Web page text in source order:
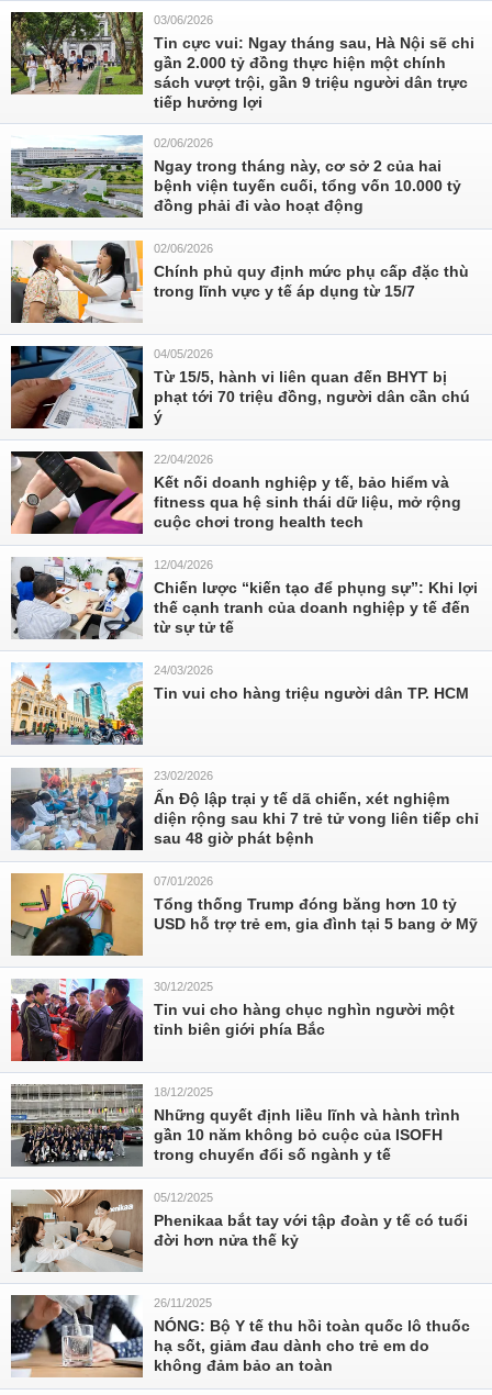
03/06/2026
Tin cực vui: Ngay tháng sau, Hà Nội sẽ chi
gần 2.000 tỷ đồng thực hiện một chính
sách vượt trội, gần 9 triệu người dân trực
tiếp hưởng lợi
02/06/2026
Ngay trong tháng này, cơ sở 2 của hai
bệnh viện tuyến cuối, tổng vốn 10.000 tỷ
đồng phải đi vào hoạt động
02/06/2026
Chính phủ quy định mức phụ cấp đặc thù
trong lĩnh vực y tế áp dụng từ 15/7
04/05/2026
Từ 15/5, hành vi liên quan đến BHYT bị
phạt tới 70 triệu đồng, người dân cần chú
ý
22/04/2026
Kết nối doanh nghiệp y tế, bảo hiểm và
fitness qua hệ sinh thái dữ liệu, mở rộng
cuộc chơi trong health tech
12/04/2026
Chiến lược “kiến tạo để phụng sự”: Khi lợi
thế cạnh tranh của doanh nghiệp y tế đến
từ sự tử tế
24/03/2026
Tin vui cho hàng triệu người dân TP. HCM
23/02/2026
Ấn Độ lập trại y tế dã chiến, xét nghiệm
diện rộng sau khi 7 trẻ tử vong liên tiếp chỉ
sau 48 giờ phát bệnh
07/01/2026
Tổng thống Trump đóng băng hơn 10 tỷ
USD hỗ trợ trẻ em, gia đình tại 5 bang ở Mỹ
30/12/2025
Tin vui cho hàng chục nghìn người một
tỉnh biên giới phía Bắc
18/12/2025
Những quyết định liều lĩnh và hành trình
gần 10 năm không bỏ cuộc của ISOFH
trong chuyển đổi số ngành y tế
05/12/2025
Phenikaa bắt tay với tập đoàn y tế có tuổi
đời hơn nửa thế kỷ
26/11/2025
NÓNG: Bộ Y tế thu hồi toàn quốc lô thuốc
hạ sốt, giảm đau dành cho trẻ em do
không đảm bảo an toàn